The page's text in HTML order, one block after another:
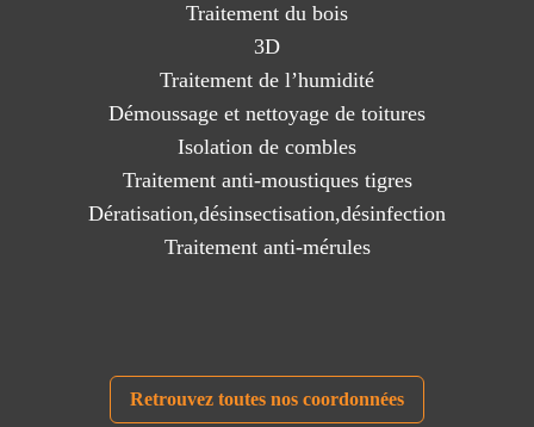
Traitement du bois
3D
Traitement de l’humidité
Démoussage et nettoyage de toitures
Isolation de combles
Traitement anti-moustiques tigres
Dératisation,désinsectisation,désinfection
Traitement anti-mérules
Retrouvez toutes nos coordonnées